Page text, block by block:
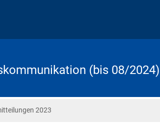
(bis 08/2024)
2023